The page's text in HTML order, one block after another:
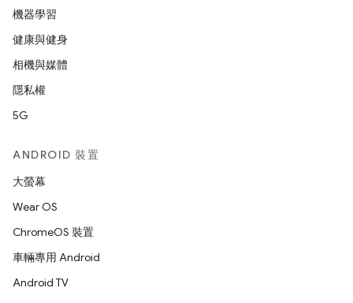
機器學習
健康與健身
相機與媒體
隱私權
5G
ANDROID 裝置
大螢幕
Wear OS
ChromeOS 裝置
車輛專用 Android
Android TV